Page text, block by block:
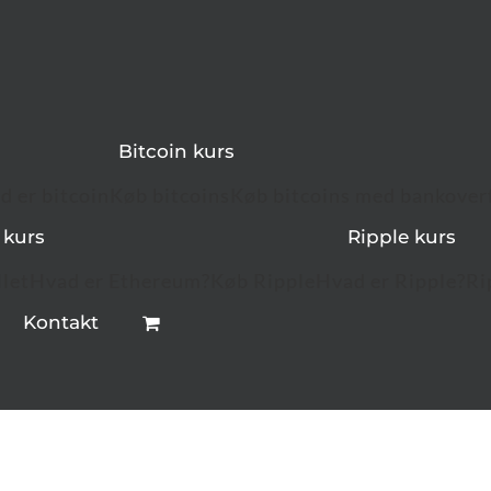
Bitcoin kurs
Ripple kurs
Kontakt